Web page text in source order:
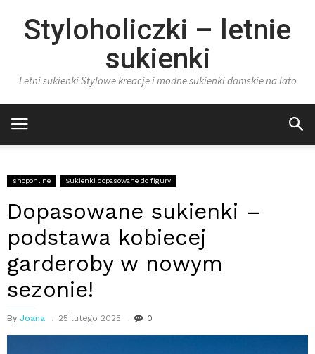
Styloholiczki – letnie
sukienki
Letni sukienki Stylowe kreacje i modne sukienki damskie na lato
shoponline Sukienki dopasowane do figury
Dopasowane sukienki –
podstawa kobiecej
garderoby w nowym
sezonie!
By Joana 25 lutego 2025 0